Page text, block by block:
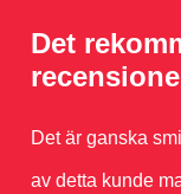
Det
Det är ganska
av detta kunde